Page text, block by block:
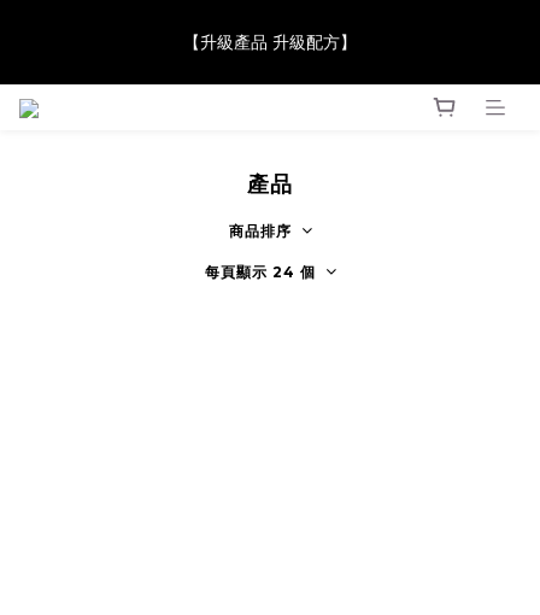
Award 勇奪金獎】
【升級產品 升級配方】
【JaneClare 康膚薈在iida Award Milan 2024 Professional
產品
商品排序
每頁顯示 24 個